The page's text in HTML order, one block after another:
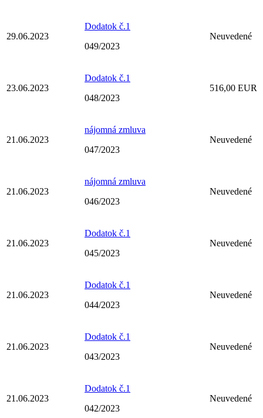
29.06.2023
Dodatok č.1
049/2023
Neuvedené
23.06.2023
Dodatok č.1
048/2023
516,00 EUR
21.06.2023
nájomná zmluva
047/2023
Neuvedené
21.06.2023
nájomná zmluva
046/2023
Neuvedené
21.06.2023
Dodatok č.1
045/2023
Neuvedené
21.06.2023
Dodatok č.1
044/2023
Neuvedené
21.06.2023
Dodatok č.1
043/2023
Neuvedené
21.06.2023
Dodatok č.1
042/2023
Neuvedené